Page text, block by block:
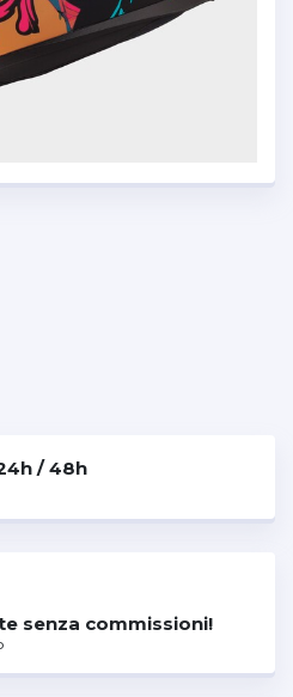
/ 48h
senza commissioni!